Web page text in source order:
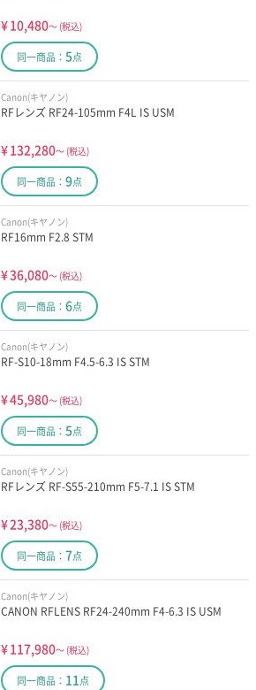
¥10,480～ (税込)
同一商品： 5点
Canon(キヤノン)
RFレンズ RF24-105mm F4L IS USM
¥132,280～ (税込)
同一商品： 9点
Canon(キヤノン)
RF16mm F2.8 STM
¥36,080～ (税込)
同一商品： 6点
Canon(キヤノン)
RF-S10-18mm F4.5-6.3 IS STM
¥45,980～ (税込)
同一商品： 5点
Canon(キヤノン)
RFレンズ RF-S55-210mm F5-7.1 IS STM
¥23,380～ (税込)
同一商品： 7点
Canon(キヤノン)
CANON RFLENS RF24-240mm F4-6.3 IS USM
¥117,980～ (税込)
同一商品： 11点